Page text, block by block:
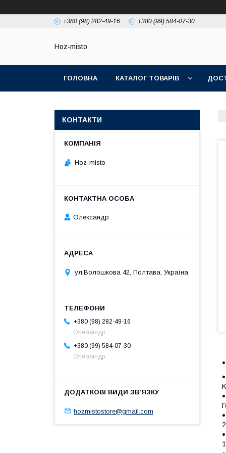
+380 (98) 282-49-16 +380 (99) 584-07-30
Hoz-misto
ГОЛОВНА КАТАЛОГ ТОВАРІВ
КОНТАКТИ
Hoz-misto
Олександр
ул.Волошкова 42, Полтава, Україна
+380 (98) 282-49-16
Олександр
+380 (99) 584-07-30
Олександр
hozmistostore@gmail.com